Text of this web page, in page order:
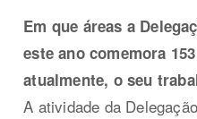
Em que áreas a
este ano comemora
atualmente, o seu
A atividade da